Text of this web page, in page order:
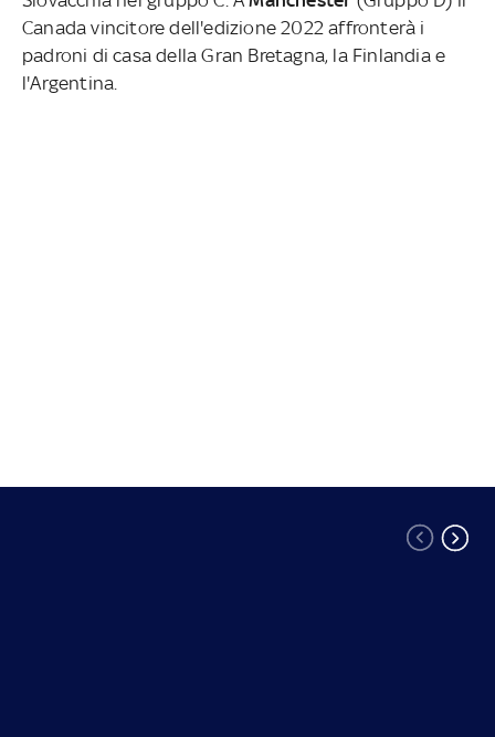
Canada vincitore dell'edizione 2022 affronterà i
padroni di casa della Gran Bretagna, la Finlandia e
l'Argentina.